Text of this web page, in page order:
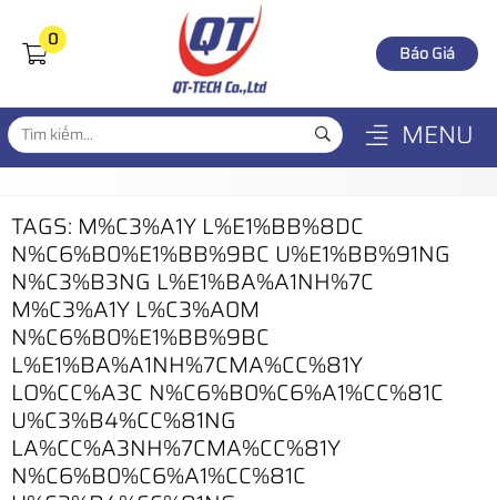
0
Báo Giá
MENU
TAGS: M%C3%A1Y L%E1%BB%8DC
N%C6%B0%E1%BB%9BC U%E1%BB%91NG
N%C3%B3NG L%E1%BA%A1NH%7C
M%C3%A1Y L%C3%A0M
N%C6%B0%E1%BB%9BC
L%E1%BA%A1NH%7CMA%CC%81Y
LO%CC%A3C N%C6%B0%C6%A1%CC%81C
U%C3%B4%CC%81NG
LA%CC%A3NH%7CMA%CC%81Y
N%C6%B0%C6%A1%CC%81C